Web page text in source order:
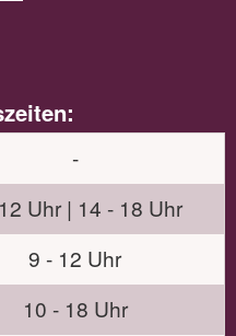
-
Uhr | 14 - 18 Uhr
9 - 12 Uhr
10 - 18 Uhr